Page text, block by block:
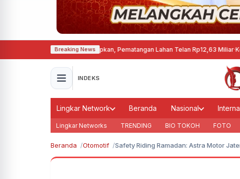
Breaking News
di Cepu Mulai Disiapkan, Pematangan Lahan Telan Rp12,63 Miliar·Kebakaran
INDEKS
Lingkar Network Beranda Nasional
Lingkar Networks TRENDING BIO TOKOH FOTO
Beranda Otomotif Safety Riding Ramadan: Astra Motor